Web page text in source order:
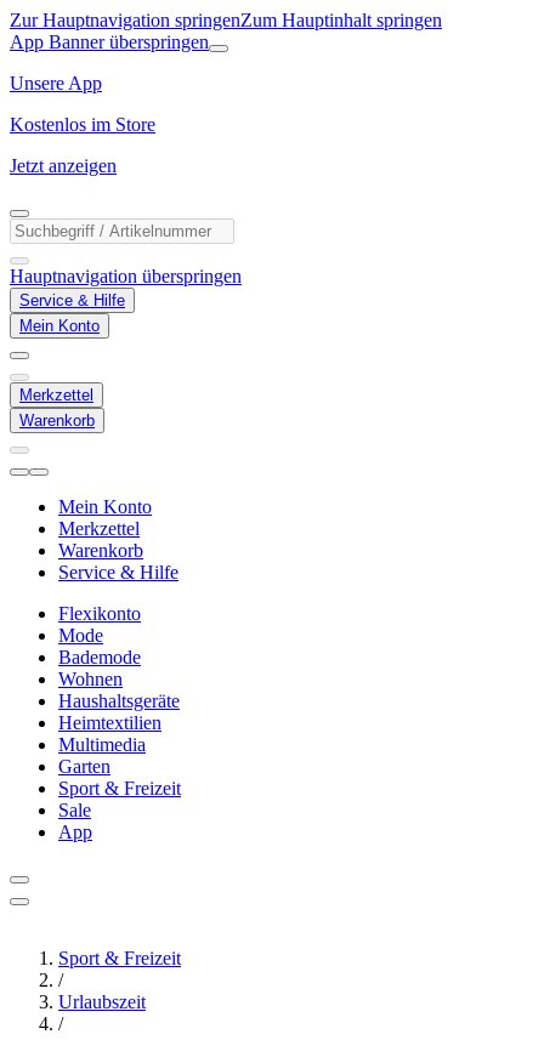
Zur Hauptnavigation springenZum Hauptinhalt springen
App Banner überspringen
Unsere App
Kostenlos im Store
Jetzt anzeigen
Hauptnavigation überspringen
Service & Hilfe
Mein Konto
Merkzettel
Warenkorb
Mein Konto
Merkzettel
Warenkorb
Service & Hilfe
Flexikonto
Mode
Bademode
Wohnen
Haushaltsgeräte
Heimtextilien
Multimedia
Garten
Sport & Freizeit
Sale
App
Sport & Freizeit
/
Urlaubszeit
/